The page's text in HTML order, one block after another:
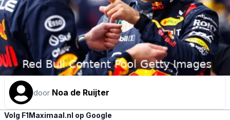
door Noa de Ruijter
Volg F1Maximaal.nl op Google